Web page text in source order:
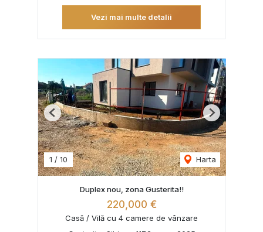
Vezi mai multe detalii
1 / 10 Harta
Previous Next
Duplex nou, zona Gusterita!!
220,000 €
Casă / Vilă cu 4 camere de vânzare